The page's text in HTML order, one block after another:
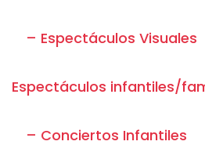
– Espectáculos Visuales
Espectáculos infantiles/
– Conciertos Infantiles